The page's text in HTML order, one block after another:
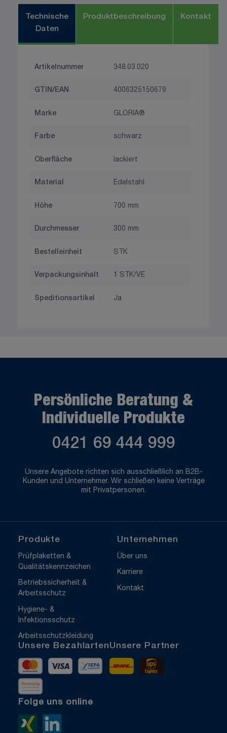
Technische
Daten
Produktbeschreibung Kontakt
Artikelnummer 348.03.020
GTIN/EAN 4006325150679
Marke GLORIA®
Farbe schwarz
Oberfläche lackiert
Material Edelstahl
Höhe 700 mm
Durchmesser 300 mm
Bestelleinheit STK
Verpackungsinhalt 1 STK/VE
Speditionsartikel Ja
Persönliche Beratung &
Individuelle Produkte
0421 69 444 999
Unsere Angebote richten sich ausschließlich an B2B-
Kunden und Unternehmer. Wir schließen keine Verträge
mit Privatpersonen.
Produkte
Prüfplaketten &
Qualitätskennzeichen
Betriebssicherheit &
Arbeitsschutz
Hygiene- &
Infektionsschutz
Arbeitsschutzkleidung
Unternehmen
Über uns
Karriere
Kontakt
Unsere Bezahlarten
MastercardVisa Vorkasse
Rechnung
Unsere Partner
DHL
Folge uns online
Xing>